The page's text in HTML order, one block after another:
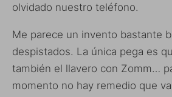
olvidado nuestro teléfono.
Me parece un invento bastante
despistados. La única pega es
también el llavero con Zomm…
momento no hay remedio que